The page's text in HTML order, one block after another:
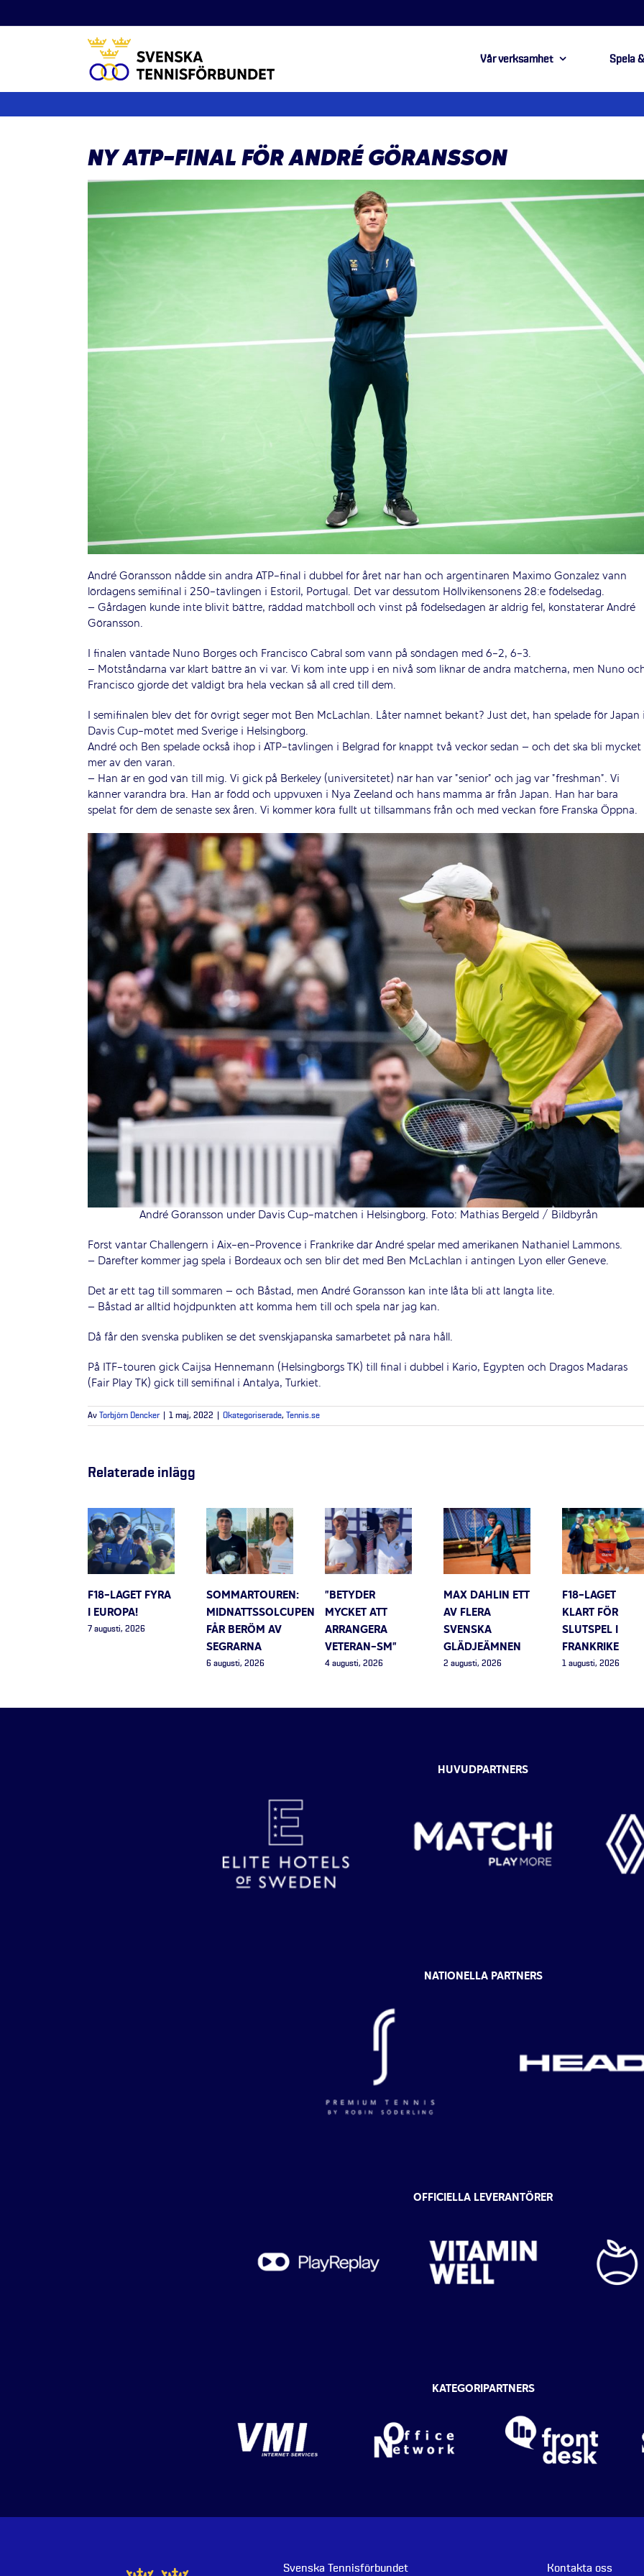
till
Vår verksamhet Spela
NY ATP-FINAL FÖR ANDRÉ GÖRANSSON
André Göransson nådde sin andra ATP-final i dubbel för året när han och argentinaren Maximo Gonzalez vann
lördagens semifinal i 250-tävlingen i Estoril, Portugal. Det var dessutom Höllvikensonens 28:e födelsedag.
– Gårdagen kunde inte blivit bättre, räddad matchboll och vinst på födelsedagen är aldrig fel, konstaterar André
Göransson.
I finalen väntade Nuno Borges och Francisco Cabral som vann på söndagen med 6-2, 6-3.
– Motståndarna var klart bättre än vi var. Vi kom inte upp i en nivå som liknar de andra matcherna, men Nuno
Francisco gjorde det väldigt bra hela veckan så all cred till dem.
I semifinalen blev det för övrigt seger mot Ben McLachlan. Låter namnet bekant? Just det, han spelade för Japan
Davis Cup-mötet med Sverige i Helsingborg.
André och Ben spelade också ihop i ATP-tävlingen i Belgrad för knappt två veckor sedan – och det ska bli mycket
mer av den varan.
– Han är en god vän till mig. Vi gick på Berkeley (universitetet) när han var ”senior” och jag var ”freshman”. Vi
känner varandra bra. Han är född och uppvuxen i Nya Zeeland och hans mamma är från Japan. Han har bara
spelat för dem de senaste sex åren. Vi kommer köra fullt ut tillsammans från och med veckan före Franska Öppna.
André Göransson under Davis Cup-matchen i Helsingborg. Foto: Mathias Bergeld / Bildbyrån
Först väntar Challengern i Aix-en-Provence i Frankrike där André spelar med amerikanen Nathaniel Lammons.
– Därefter kommer jag spela i Bordeaux och sen blir det med Ben McLachlan i antingen Lyon eller Geneve.
Det är ett tag till sommaren – och Båstad, men André Göransson kan inte låta bli att längta lite.
– Båstad är alltid höjdpunkten att komma hem till och spela när jag kan.
Då får den svenska publiken se det svenskjapanska samarbetet på nära håll.
På ITF-touren gick Caijsa Hennemann (Helsingborgs TK) till final i dubbel i Kario, Egypten och Dragos Madaras
(Fair Play TK) gick till semifinal i Antalya, Turkiet.
Av Torbjörn Dencker 1 maj, 2022 Okategoriserade, Tennis.se
Relaterade inlägg
F18-LAGET FYRA
I EUROPA!
7 augusti, 2026
SOMMARTOUREN:
MIDNATTSSOLCUPEN
FÅR BERÖM AV
SEGRARNA
6 augusti, 2026
”BETYDER
MYCKET ATT
ARRANGERA
VETERAN-SM”
4 augusti, 2026
MAX DAHLIN ETT
AV FLERA
SVENSKA
GLÄDJEÄMNEN
2 augusti, 2026
F18-LAGET
KLART FÖR
SLUTSPEL I
FRANKRIKE
1 augusti, 2026
HUVUDPARTNERS
NATIONELLA PARTNERS
OFFICIELLA LEVERANTÖRER
KATEGORIPARTNERS
Svenska Tennisförbundet Kontakta oss